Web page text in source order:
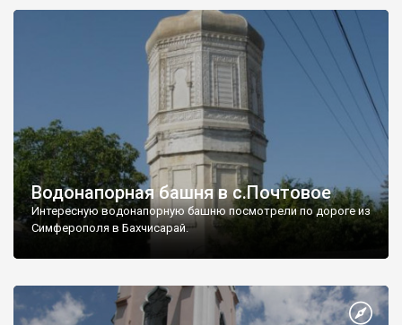
Водонапорная башня в с.Почтовое
Интересную водонапорную башню посмотрели по дороге из
Симферополя в Бахчисарай.